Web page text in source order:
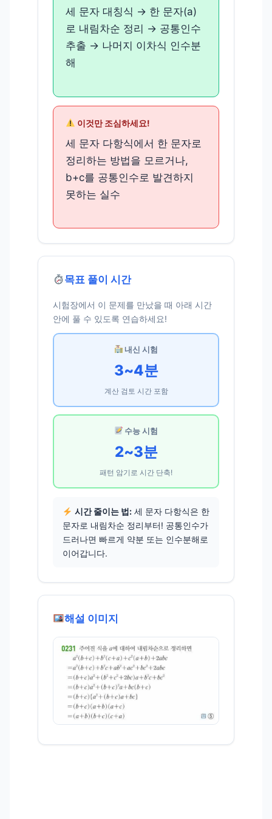
세 문자 대칭식 → 한 문자(a)
로 내림차순 정리 → 공통인수
추출 → 나머지 이차식 인수분
해
이것만 조심하세요!
세 문자 다항식에서 한 문자로
정리하는 방법을 모르거나,
b+c를 공통인수로 발견하지
못하는 실수
목표 풀이 시간
시험장에서 이 문제를 만났을 때 아래 시간
안에 풀 수 있도록 연습하세요!
내신 시험
3~4분
계산 검토 시간 포함
수능 시험
2~3분
패턴 암기로 시간 단축!
시간 줄이는 법:세 문자 다항식은 한
문자로 내림차순 정리부터! 공통인수가
드러나면 빠르게 약분 또는 인수분해로
이어갑니다.
해설 이미지